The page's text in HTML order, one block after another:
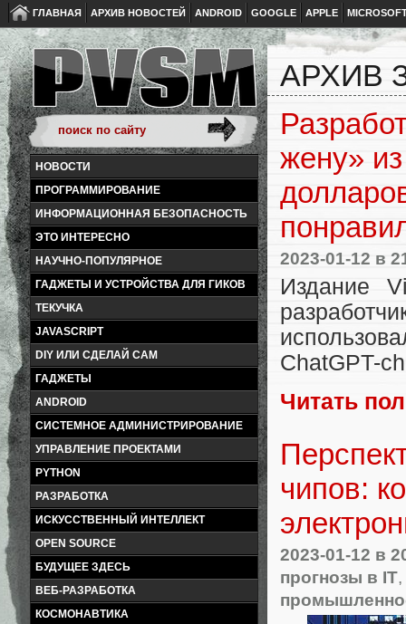
ГЛАВНАЯ АРХИВ НОВОСТЕЙ ANDROID GOOGLE APPLE
НОВОСТИ
ПРОГРАММИРОВАНИЕ
ИНФОРМАЦИОННАЯ БЕЗОПАСНОСТЬ
ЭТО ИНТЕРЕСНО
НАУЧНО-ПОПУЛЯРНОЕ
ГАДЖЕТЫ И УСТРОЙСТВА ДЛЯ ГИКОВ
ТЕКУЧКА
JAVASCRIPT
DIY ИЛИ СДЕЛАЙ САМ
ГАДЖЕТЫ
ANDROID
СИСТЕМНОЕ АДМИНИСТРИРОВАНИЕ
УПРАВЛЕНИЕ ПРОЕКТАМИ
PYTHON
РАЗРАБОТКА
ИСКУССТВЕННЫЙ ИНТЕЛЛЕКТ
OPEN SOURCE
БУДУЩЕЕ ЗДЕСЬ
ВЕБ-РАЗРАБОТКА
КОСМОНАВТИКА
АРХИВ
жену»
2023-01-12 в
Издание
ChatGPT-
Читать
чипов:
2023-01-12 в
прогнозы в IT,